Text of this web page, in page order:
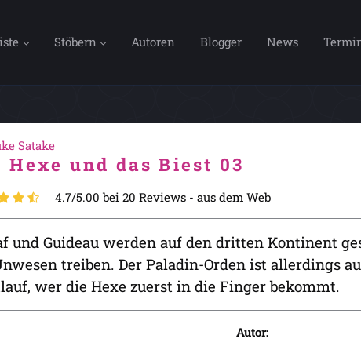
Stöbern Autoren Blogger News
Satake
Hexe und das Biest 03
4.7/5.00 bei 20 Reviews - aus dem Web
und Guideau werden auf den dritten Kontinent
treiben. Der Paladin-Orden ist allerdings
wer die Hexe zuerst in die Finger bekommt.
Autor: